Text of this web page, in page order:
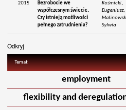
2015
Bezrobocie we
współczesnym świecie.
Czy istnieją możliwości
pełnego zatrudnienia?
Kośmicki,
Eugeniusz;
Sylwia
Odkryj
Temat
employment
flexibility and